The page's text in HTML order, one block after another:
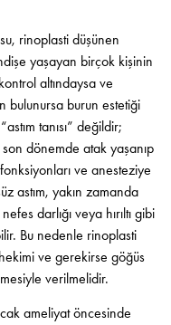
rinoplasti düşünen
yaşayan birçok kişinin
altındaysa ve
bulunursa burun estetiği
tanısı” değildir;
dönemde atak yaşanıp
ve anesteziye
astım, yakın zamanda
darlığı veya hırıltı gibi
Bu nedenle rinoplasti
ve gerekirse göğüs
verilmelidir.
ameliyat öncesinde